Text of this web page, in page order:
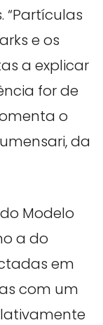
e os
a explicar
for de
o
da
Modelo
a do
em
com um